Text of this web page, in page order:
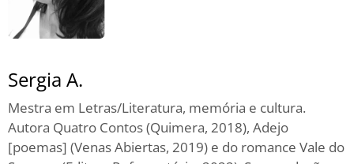
Sergia A.
Mestra em Letras/Literatura, memória e cultura.
Autora Quatro Contos (Quimera, 2018), Adejo
[poemas] (Venas Abiertas, 2019) e do romance Vale do